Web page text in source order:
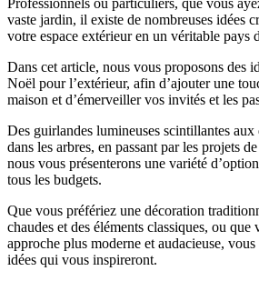
vaste jardin, il existe de nombreuses idées
votre espace extérieur en un véritable pays
Dans cet article, nous vous proposons des
Noël pour l’extérieur, afin d’ajouter une
maison et d’émerveiller vos invités et les
Des guirlandes lumineuses scintillantes aux
dans les arbres, en passant par les projets
nous vous présenterons une variété
tous les budgets.
Que vous préfériez une décoration
chaudes et des éléments classiques, ou
approche plus moderne et audacieuse,
idées qui vous inspireront.